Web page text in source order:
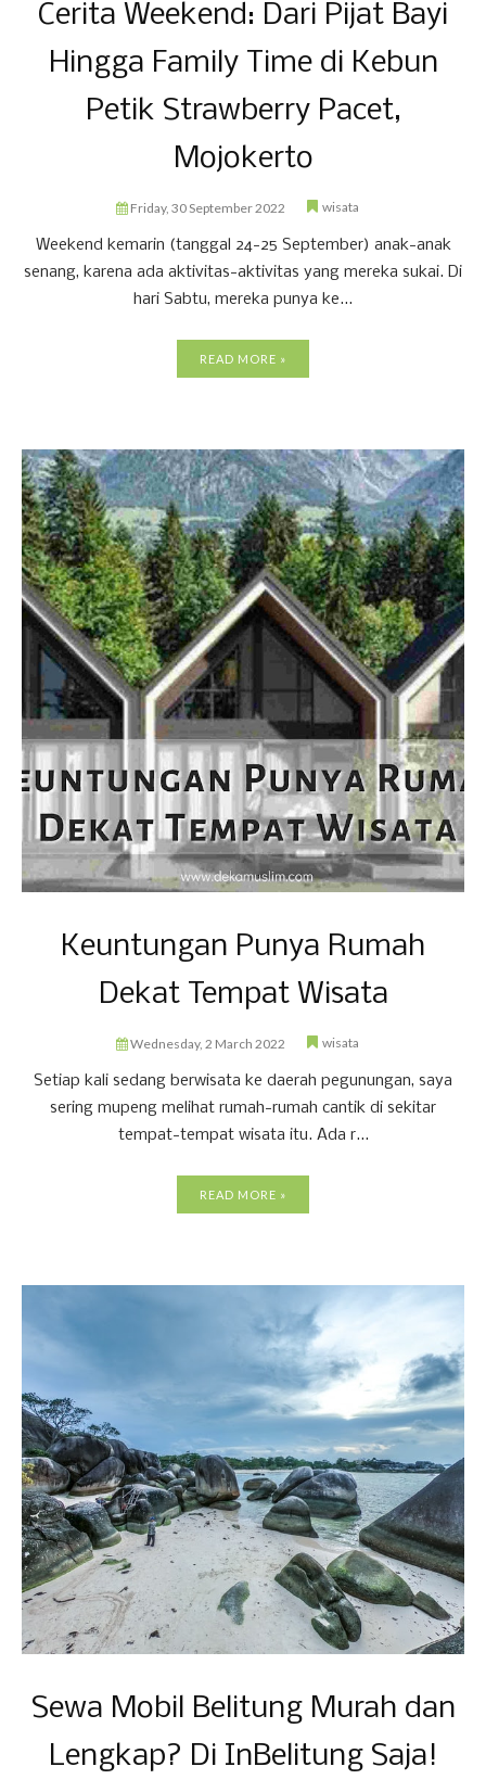
Cerita Weekend: Dari Pijat Bayi
Hingga Family Time di Kebun
Petik Strawberry Pacet,
Mojokerto
Friday, 30 September 2022 wisata
Weekend kemarin (tanggal 24-25 September) anak-anak
senang, karena ada aktivitas-aktivitas yang mereka sukai. Di
hari Sabtu, mereka punya ke...
READ MORE »
Keuntungan Punya Rumah
Dekat Tempat Wisata
Wednesday, 2 March 2022 wisata
Setiap kali sedang berwisata ke daerah pegunungan, saya
sering mupeng melihat rumah-rumah cantik di sekitar
tempat-tempat wisata itu. Ada r...
READ MORE »
Sewa Mobil Belitung Murah dan
Lengkap? Di InBelitung Saja!